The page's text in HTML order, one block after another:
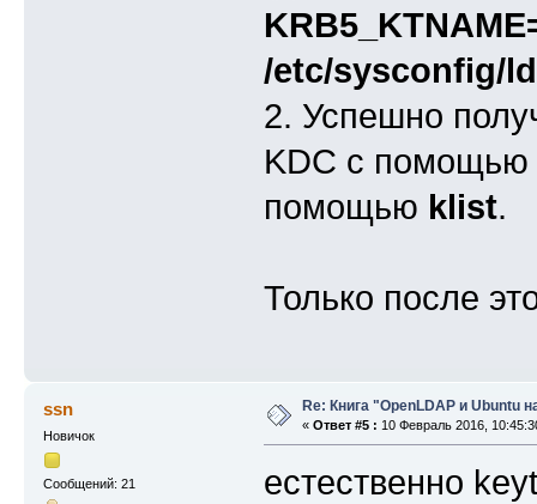
/etc/sysconfig/
2. Успешно
KDC с помощью
помощью klist.
Только после
ssn
Новичок
Сообщений: 21
Re: Книга "OpenLDAP и Ubuntu
« Ответ #5 : 10 Февраль 2016,
естественно